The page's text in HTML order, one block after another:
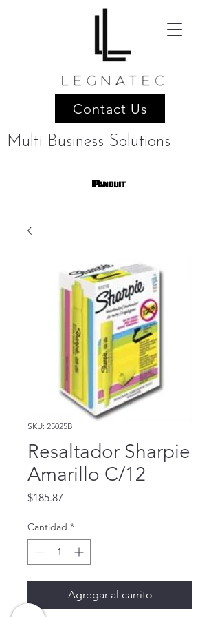
Contact Us
Multi Business Solutions
SKU: 25025B
Resaltador Sharpie
Amarillo C/12
$185.87
Cantidad *
Agregar al carrito